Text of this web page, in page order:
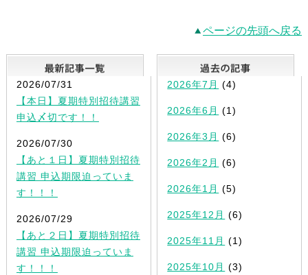
ページの先頭へ戻る
最新記事一覧
2026/07/31
【本日】夏期特別招待講習
申込〆切です！！
2026/07/30
【あと１日】夏期特別招待
講習 申込期限迫っていま
す！！！
2026/07/29
【あと２日】夏期特別招待
講習 申込期限迫っていま
す！！！
2026年7月 (4)
2026年6月 (1)
2026年3月 (6)
2026年2月 (6)
2026年1月 (5)
2025年12月 (6)
2025年11月 (1)
2025年10月 (3)